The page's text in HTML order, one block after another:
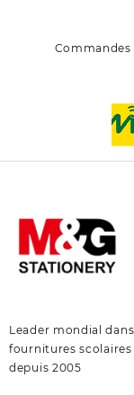
Commandes
Leader mondial
fournitures
depuis 2005